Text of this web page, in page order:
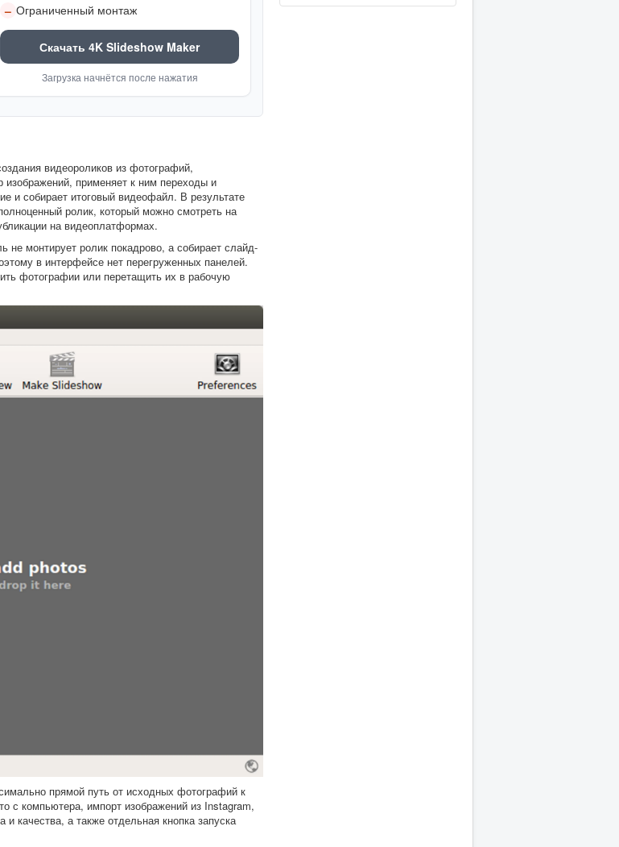
– Ограниченный монтаж
Скачать 4K Slideshow Maker
Загрузка начнётся после нажатия
видеороликов из фотографий,
применяет к ним переходы и
и собирает итоговый видеофайл. В результате
ролик, который можно смотреть на
на видеоплатформах.
не монтирует ролик покадрово, а собирает слайд-
в интерфейсе нет перегруженных панелей.
фотографии или перетащить их в рабочую
прямой путь от исходных фотографий к
с компьютера, импорт изображений из Instagram,
качества, а также отдельная кнопка запуска